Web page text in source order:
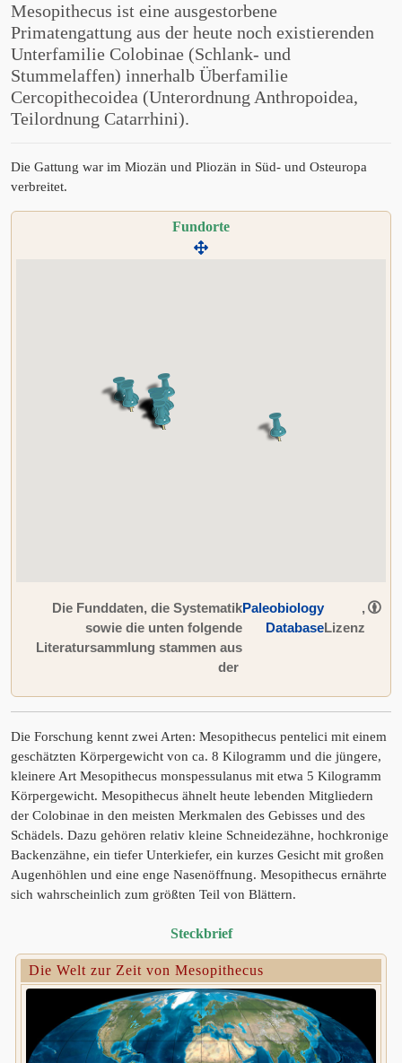
Mesopithecus ist eine ausgestorbene
Primatengattung aus der heute noch existierenden
Unterfamilie Colobinae (Schlank- und
Stummelaffen) innerhalb Überfamilie
Cercopithecoidea (Unterordnung Anthropoidea,
Teilordnung Catarrhini).
Die Gattung war im Miozän und Pliozän in Süd- und Osteuropa
verbreitet.
Fundorte
Die Funddaten, die Systematik
sowie die unten folgende
Literatursammlung stammen aus
der
Paleobiology
Database
,
Lizenz
Die Forschung kennt zwei Arten: Mesopithecus pentelici mit einem
geschätzten Körpergewicht von ca. 8 Kilogramm und die jüngere,
kleinere Art Mesopithecus monspessulanus mit etwa 5 Kilogramm
Körpergewicht. Mesopithecus ähnelt heute lebenden Mitgliedern
der Colobinae in den meisten Merkmalen des Gebisses und des
Schädels. Dazu gehören relativ kleine Schneidezähne, hochkronige
Backenzähne, ein tiefer Unterkiefer, ein kurzes Gesicht mit großen
Augenhöhlen und eine enge Nasenöffnung. Mesopithecus ernährte
sich wahrscheinlich zum größten Teil von Blättern.
Steckbrief
Die Welt zur Zeit von Mesopithecus